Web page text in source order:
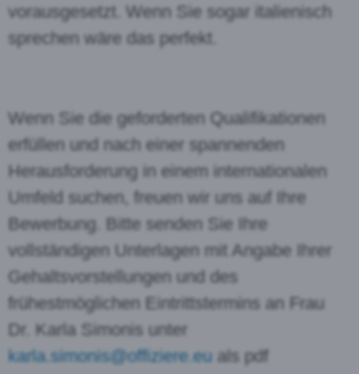
vorausgesetzt. Wenn Sie sogar italienisch
sprechen wäre das perfekt.
Wenn Sie die geforderten Qualifikationen
erfüllen und nach einer spannenden
Herausforderung in einem internationalen
Umfeld suchen, freuen wir uns auf Ihre
Bewerbung. Bitte senden Sie Ihre
vollständigen Unterlagen mit Angabe Ihrer
Gehaltsvorstellungen und des
frühestmöglichen Eintrittstermins an Frau
Dr. Karla Simonis unter
karla.simonis@offiziere.eu als pdf